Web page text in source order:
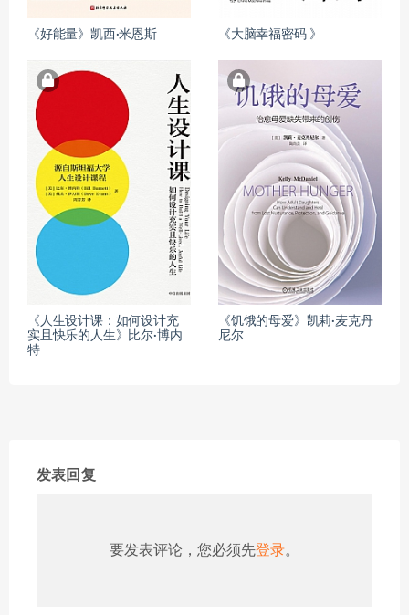
《好能量》凯西·米恩斯 《大脑幸福密码 》
《人生设计课：如何设计充
实且快乐的人生》比尔·博内
特
《饥饿的母爱》凯莉·麦克丹
尼尔
发表回复
要发表评论，您必须先登录。